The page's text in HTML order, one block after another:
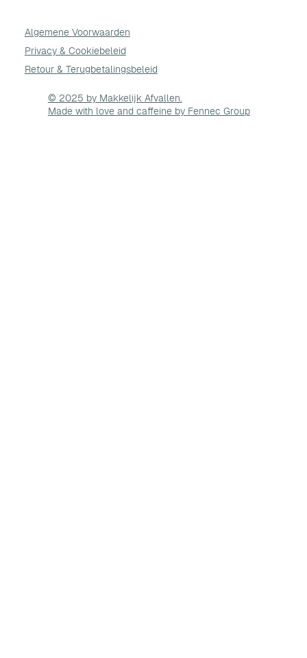
Algemene Voorwaarden
Privacy & Cookiebeleid
Retour & Terugbetalingsbeleid
© 2025 by Makkelijk Afvallen.
Made with love and caffeine by Fennec Group